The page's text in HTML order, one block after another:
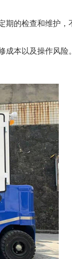
期的检查和维护，
成本以及操作风险